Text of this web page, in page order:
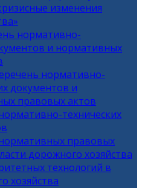
изменения
нормативно-
и нормативных
нормативно-
документов и
правовых актов
технических
правовых
дорожного хозяйства
технологий в
хозяйства